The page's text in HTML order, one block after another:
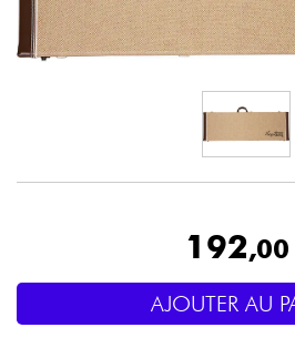
Casques
Eclairage
192,00
AJOUTER AU